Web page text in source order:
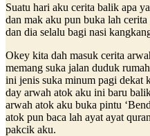
Suatu hari aku cerita balik apa
dan mak aku pun buka lah
dan dia selalu bagi nasi
Okey kita dah masuk cerita
memang suka jalan duduk
ini jenis suka minum pagi dekat
day arwah atok aku ini baru
arwah atok aku buka pintu
atok pun baca lah ayat ayat
pakcik aku.